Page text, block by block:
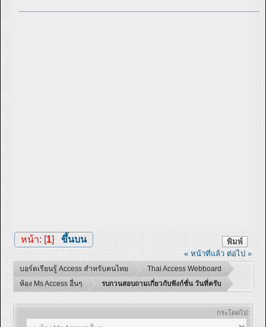
พิมพ์
หน้า: [1] ขึ้นบน
« หน้าที่แล้ว ต่อไป »
บอร์ดเรียนรู้ Access สำหรับคนไทย
Thai Access Webboard
ห้อง Ms Access อื่นๆ
รบกวนสอบถามเกี่ยวกับฟังก์ชั่น วันที่ครับ
กระโดดไป: